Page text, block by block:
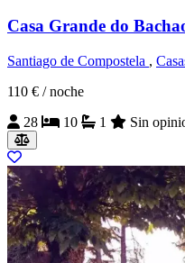
Casa Grande do
Santiago de Compostela ,
110 € / noche
28
10 1 Sin